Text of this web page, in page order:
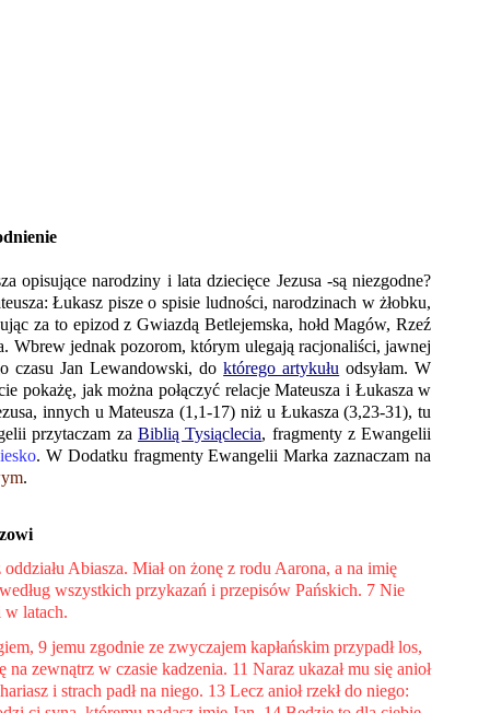
opisujące narodziny i lata dziecięce Jezusa -są niezgodne?
Łukasz pisze o spisie ludności, narodzinach w żłobku,
za to epizod z Gwiazdą Betlejemska, hołd Magów, Rzeź
Wbrew jednak pozorom, którym ulegają racjonaliści, jawnej
czasu Jan Lewandowski, doktórego artykułu odsyłam. W
pokażę, jak można połączyć relacje Mateusza i Łukasza w
innych u Mateusza (1,1-17) niż u Łukasza (3,23-31), tu
przytaczam za Biblią Tysiąclecia, fragmenty z Ewangelii
. W Dodatku fragmenty Ewangelii Marka zaznaczam na
.
Abiasza. Miał on żonę z rodu Aarona, a na imię
wszystkich przykazań i przepisów Pańskich. 7 Nie
w latach.
9 jemu zgodnie ze zwyczajem kapłańskim przypadł los,
zewnątrz w czasie kadzenia. 11 Naraz ukazał mu się anioł
i strach padł na niego. 13 Lecz anioł rzekł do niego: